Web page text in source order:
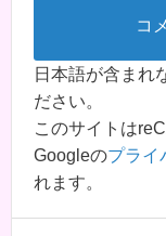
日本語が含まれ
ださい。
このサイトは
Googleのプライ
れます。